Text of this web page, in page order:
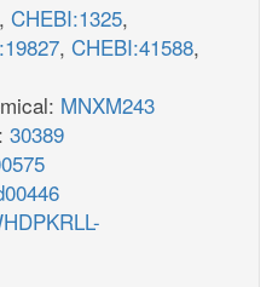
, CHEBI:1325,
, CHEBI:41588,
MNXM243
30389